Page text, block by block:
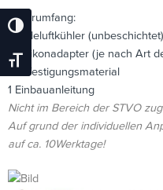
Umschalten Auf Hohe
Schrift Vergrößern
Lieferumfang:
1 Ladeluftkühler (unbeschichtet)
2 Silikonadapter (je nach Art
1 Befestigungsmaterial
1 Einbauanleitung
Nicht im Bereich der STVO
Auf grund der individuellen
auf ca. 10Werktage!